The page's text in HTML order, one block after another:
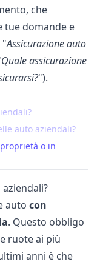
che
tue domande e
"Assicurazione auto
Quale assicurazione
").
auto aziendali?
o in
auto con
. Questo obbligo
ruote ai più
anni è che